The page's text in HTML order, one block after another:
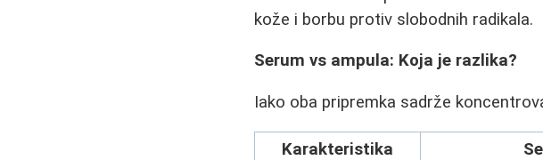
kože i borbu protiv slobodnih radikala.
Serum vs ampula: Koja je razlika?
Iako oba pripremka sadrže
Karakteristika